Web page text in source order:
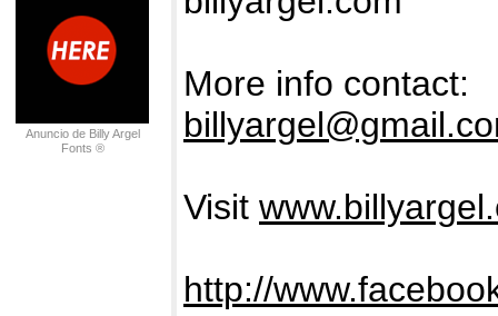
Anuncio de Billy Argel
Fonts ®
More info contact:
Visit
http://